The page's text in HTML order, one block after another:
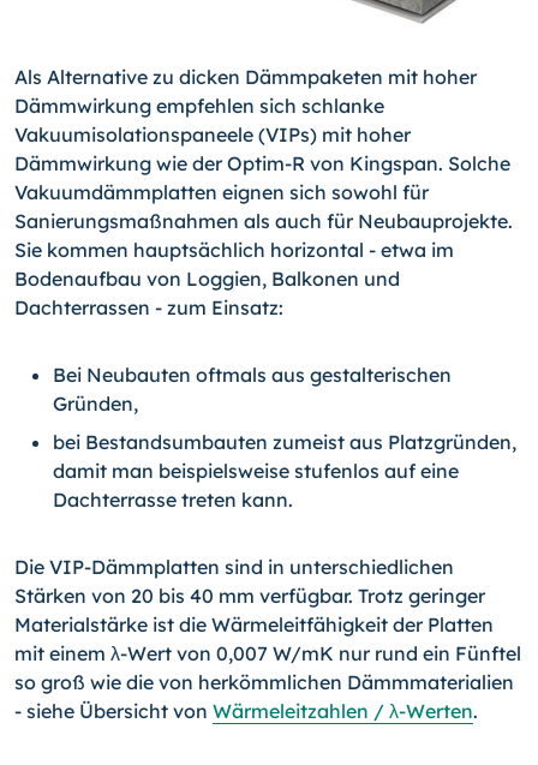
Als Alternative zu dicken Dämmpaketen mit hoher
Dämmwirkung empfehlen sich schlanke
Vakuumisolationspaneele (VIPs) mit hoher
Dämmwirkung wie der Optim-R von Kingspan. Solche
Vakuumdämmplatten eignen sich sowohl für
Sanierungsmaßnahmen als auch für Neubauprojekte.
Sie kommen hauptsächlich horizontal - etwa im
Bodenaufbau von Loggien, Balkonen und
Dachterrassen - zum Einsatz:
Bei Neubauten oftmals aus gestalterischen
Gründen,
bei Bestandsumbauten zumeist aus Platzgründen,
damit man beispielsweise stufenlos auf eine
Dachterrasse treten kann.
Die VIP-Dämmplatten sind in unterschiedlichen
Stärken von 20 bis 40 mm verfügbar. Trotz geringer
Materialstärke ist die Wärmeleitfähigkeit der Platten
mit einem λ-Wert von 0,007 W/mK nur rund ein Fünftel
so groß wie die von herkömmlichen Dämmmaterialien
- siehe Übersicht von Wärmeleitzahlen / λ-Werten.